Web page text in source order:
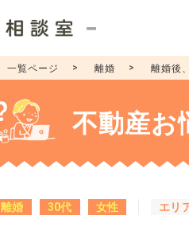
一覧ページ 離婚 離婚後
不動産お
離婚 30代 女性 エリ